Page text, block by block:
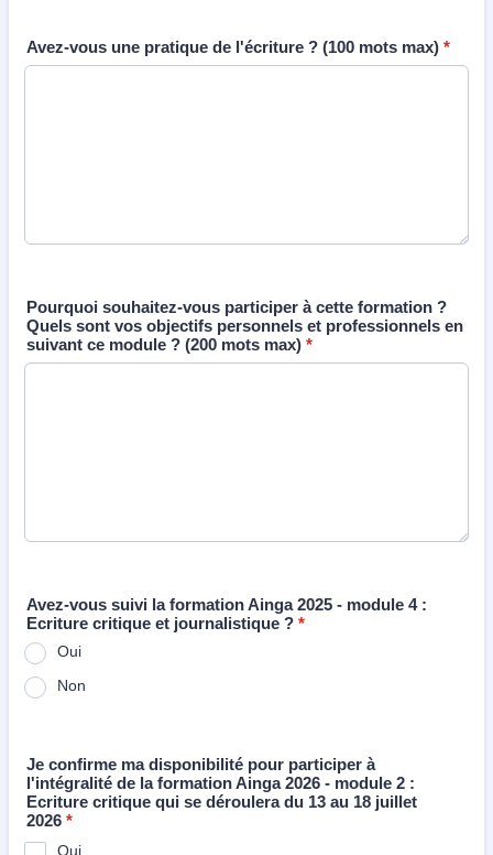
Avez-vous une pratique de l'écriture ? (100 mots max) *
Pourquoi souhaitez-vous participer à cette formation ?
Quels sont vos objectifs personnels et professionnels en
suivant ce module ? (200 mots max) *
Avez-vous suivi la formation Ainga 2025 - module 4 :
Ecriture critique et journalistique ? *
Oui
Non
Je confirme ma disponibilité pour participer à
l'intégralité de la formation Ainga 2026 - module 2 :
Ecriture critique qui se déroulera du 13 au 18 juillet
2026 *
Oui